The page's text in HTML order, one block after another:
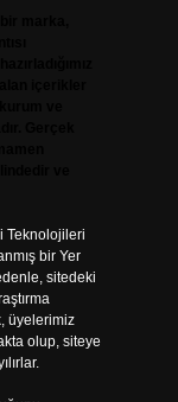
Teknolojileri
bir Yer
sitedeki
üyelerimiz
olup, siteye